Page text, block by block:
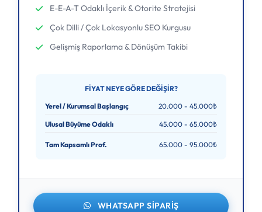
E-E-A-T Odaklı İçerik & Otorite Stratejisi
Çok Dilli / Çok Lokasyonlu SEO Kurgusu
Gelişmiş Raporlama & Dönüşüm Takibi
FIYAT NEYE GÖRE DEĞIŞIR?
Yerel / Kurumsal Başlangıç
20.000 - 45.000₺
Ulusal Büyüme Odaklı 45.000 - 65.000₺
Tam Kapsamlı Prof. 65.000 - 95.000₺
WHATSAPP SIPARIŞ